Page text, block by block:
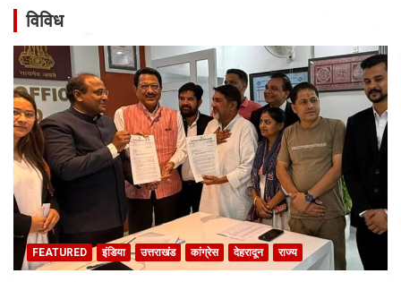
विविध
FEATURED इंडिया उत्तराखंड कांग्रेस देहरादून राज्य